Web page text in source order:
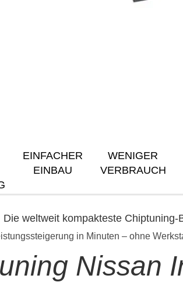
EINFACHER
EINBAU
WENIGER
VERBRAUCH
Die weltweit kompakteste
in Minuten – ohne
Nissan